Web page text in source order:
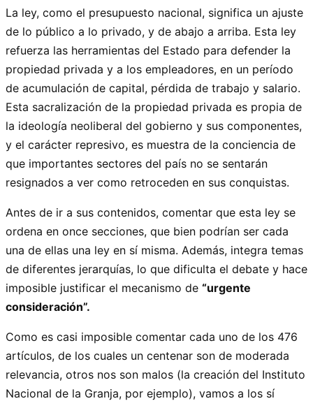
La ley, como el presupuesto nacional, significa un ajuste
de lo público a lo privado, y de abajo a arriba. Esta ley
refuerza las herramientas del Estado para defender la
propiedad privada y a los empleadores, en un período
de acumulación de capital, pérdida de trabajo y salario.
Esta sacralización de la propiedad privada es propia de
la ideología neoliberal del gobierno y sus componentes,
y el carácter represivo, es muestra de la conciencia de
que importantes sectores del país no se sentarán
resignados a ver como retroceden en sus conquistas.
Antes de ir a sus contenidos, comentar que esta ley se
ordena en once secciones, que bien podrían ser cada
una de ellas una ley en sí misma. Además, integra temas
de diferentes jerarquías, lo que dificulta el debate y hace
imposible justificar el mecanismo de “urgente
consideración”.
Como es casi imposible comentar cada uno de los 476
artículos, de los cuales un centenar son de moderada
relevancia, otros nos son malos (la creación del Instituto
Nacional de la Granja, por ejemplo), vamos a los sí